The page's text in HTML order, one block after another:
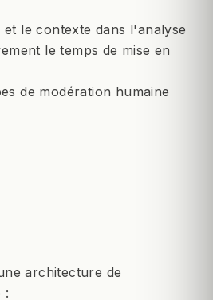
et le contexte dans l'analyse
le temps de mise en
de modération humaine
architecture de
: